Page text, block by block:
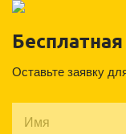
Оставьте заявку